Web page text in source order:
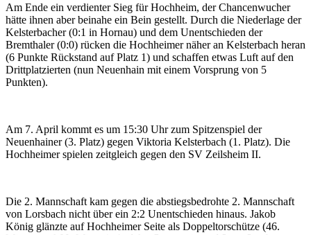
Am Ende ein verdienter Sieg für Hochheim, der Chancenwucher
hätte ihnen aber beinahe ein Bein gestellt. Durch die Niederlage der
Kelsterbacher (0:1 in Hornau) und dem Unentschieden der
Bremthaler (0:0) rücken die Hochheimer näher an Kelsterbach heran
(6 Punkte Rückstand auf Platz 1) und schaffen etwas Luft auf den
Drittplatzierten (nun Neuenhain mit einem Vorsprung von 5
Punkten).
Am 7. April kommt es um 15:30 Uhr zum Spitzenspiel der
Neuenhainer (3. Platz) gegen Viktoria Kelsterbach (1. Platz). Die
Hochheimer spielen zeitgleich gegen den SV Zeilsheim II.
Die 2. Mannschaft kam gegen die abstiegsbedrohte 2. Mannschaft
von Lorsbach nicht über ein 2:2 Unentschieden hinaus. Jakob
König glänzte auf Hochheimer Seite als Doppeltorschütze (46.